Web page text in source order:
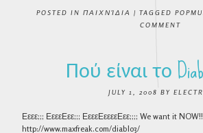
POSTED IN ΠΑΙΧΝΊΔΙΑ | TAGGED
COMMENT
Πού είναι το
JULY 1, 2008 BY
Εεεε;;; ΕεεεΕεε;;; ΕεεεΕεεεεΕεε;;;; We want it
http://www.maxfreak.com/diablo3/